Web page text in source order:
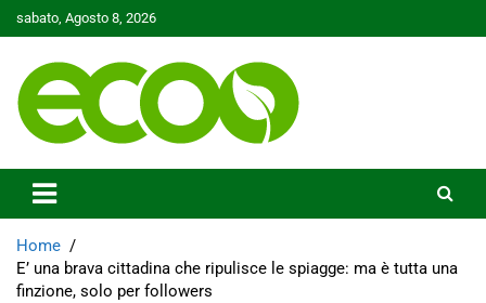
to
sabato, Agosto 8, 2026
Ecoo.it
Home
E’ una brava cittadina che ripulisce le spiagge: ma è tutta una
finzione, solo per followers